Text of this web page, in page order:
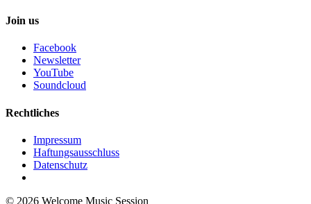
Join us
Facebook
Newsletter
YouTube
Soundcloud
Rechtliches
Impressum
Haftungsausschluss
Datenschutz
© 2026 Welcome Music Session